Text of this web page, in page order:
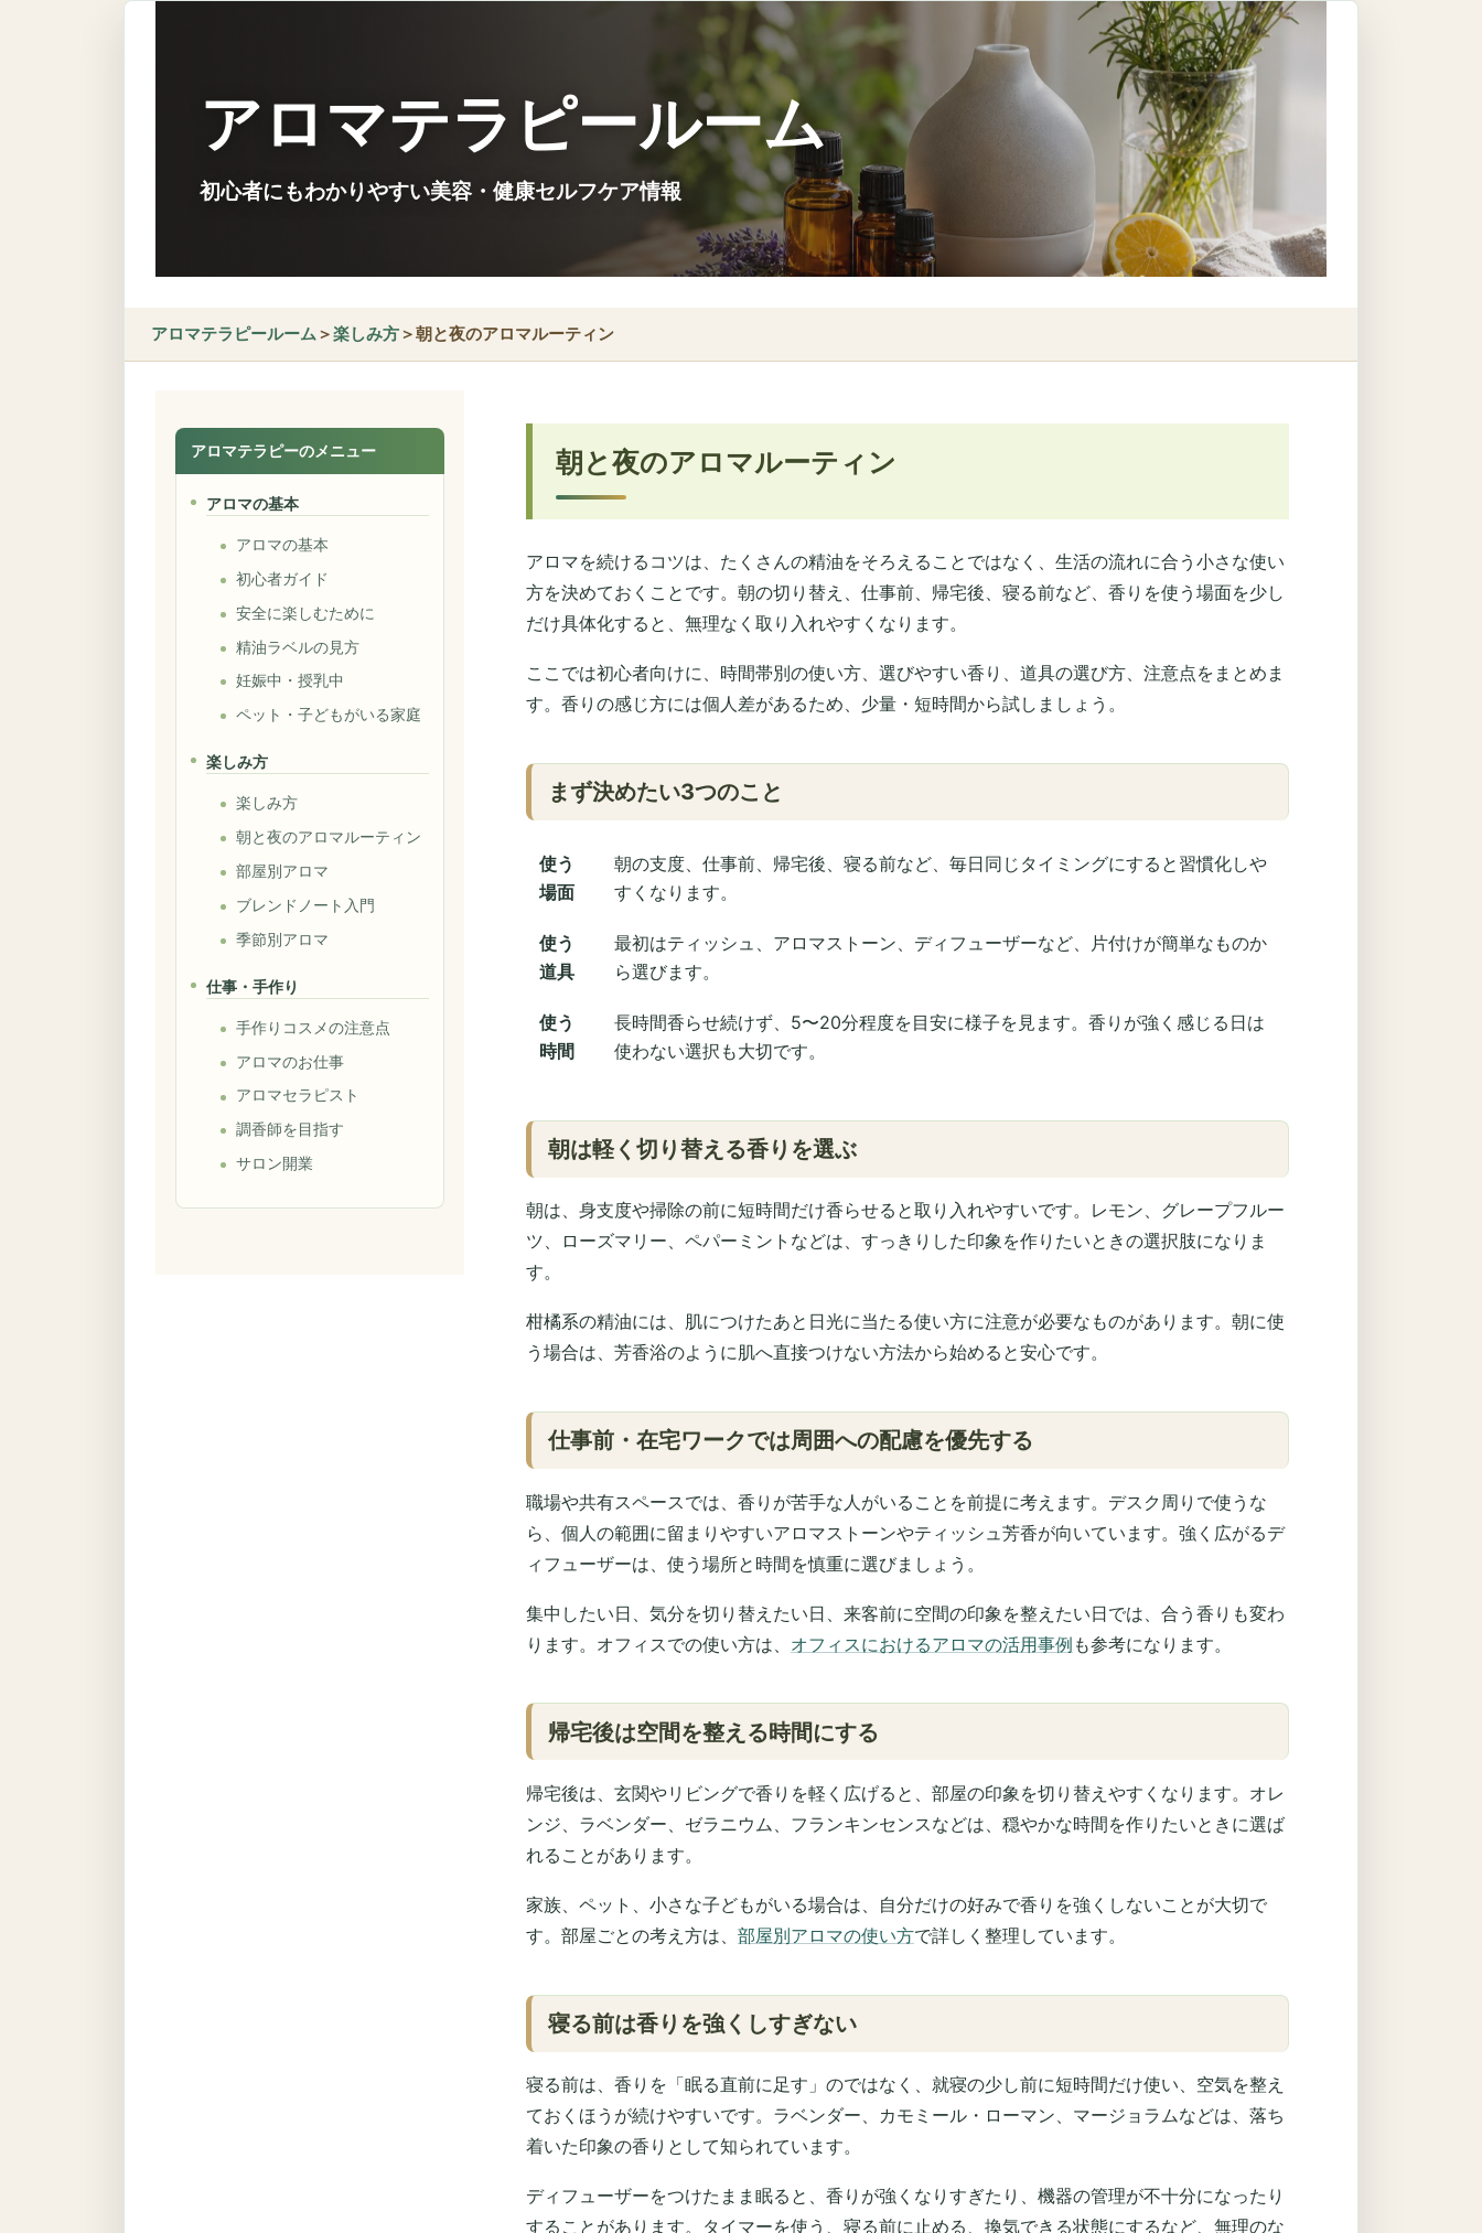
アロマテラピールーム
初心者にもわかりやすい美容・健康セルフケア情報
アロマテラピールーム＞楽しみ方＞朝と夜のアロマルーティン
朝と夜のアロマルーティン
アロマを続けるコツは、たくさんの精油をそろえることではなく、生活の流れに合う小さな使い
方を決めておくことです。朝の切り替え、仕事前、帰宅後、寝る前など、香りを使う場面を少し
だけ具体化すると、無理なく取り入れやすくなります。
ここでは初心者向けに、時間帯別の使い方、選びやすい香り、道具の選び方、注意点をまとめま
す。香りの感じ方には個人差があるため、少量・短時間から試しましょう。
まず決めたい3つのこと
使う
場面
朝の支度、仕事前、帰宅後、寝る前など、毎日同じタイミングにすると習慣化しや
すくなります。
使う
道具
最初はティッシュ、アロマストーン、ディフューザーなど、片付けが簡単なものか
ら選びます。
使う
時間
長時間香らせ続けず、5〜20分程度を目安に様子を見ます。香りが強く感じる日は
使わない選択も大切です。
朝は軽く切り替える香りを選ぶ
朝は、身支度や掃除の前に短時間だけ香らせると取り入れやすいです。レモン、グレープフルー
ツ、ローズマリー、ペパーミントなどは、すっきりした印象を作りたいときの選択肢になりま
す。
柑橘系の精油には、肌につけたあと日光に当たる使い方に注意が必要なものがあります。朝に使
う場合は、芳香浴のように肌へ直接つけない方法から始めると安心です。
仕事前・在宅ワークでは周囲への配慮を優先する
職場や共有スペースでは、香りが苦手な人がいることを前提に考えます。デスク周りで使うな
ら、個人の範囲に留まりやすいアロマストーンやティッシュ芳香が向いています。強く広がるデ
ィフューザーは、使う場所と時間を慎重に選びましょう。
集中したい日、気分を切り替えたい日、来客前に空間の印象を整えたい日では、合う香りも変わ
ります。オフィスでの使い方は、 オフィスにおけるアロマの活用事例 も参考になります。
帰宅後は空間を整える時間にする
帰宅後は、玄関やリビングで香りを軽く広げると、部屋の印象を切り替えやすくなります。オレ
ンジ、ラベンダー、ゼラニウム、フランキンセンスなどは、穏やかな時間を作りたいときに選ば
れることがあります。
家族、ペット、小さな子どもがいる場合は、自分だけの好みで香りを強くしないことが大切で
す。部屋ごとの考え方は、 部屋別アロマの使い方で詳しく整理しています。
寝る前は香りを強くしすぎない
寝る前は、香りを「眠る直前に足す」のではなく、就寝の少し前に短時間だけ使い、空気を整え
ておくほうが続けやすいです。ラベンダー、カモミール・ローマン、マージョラムなどは、落ち
着いた印象の香りとして知られています。
ディフューザーをつけたまま眠ると、香りが強くなりすぎたり、機器の管理が不十分になったり
することがあります。タイマーを使う、寝る前に止める、換気できる状態にするなど、無理のな
アロマテラピーのメニュー
アロマの基本
アロマの基本
初心者ガイド
安全に楽しむために
精油ラベルの見方
妊娠中・授乳中
ペット・子どもがいる家庭
楽しみ方
楽しみ方
朝と夜のアロマルーティン
部屋別アロマ
ブレンドノート入門
季節別アロマ
仕事・手作り
手作りコスメの注意点
アロマのお仕事
アロマセラピスト
調香師を目指す
サロン開業